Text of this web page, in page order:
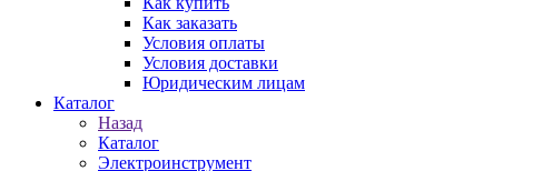
Как заказать
Условия оплаты
Условия доставки
Юридическим лицам
Каталог
Назад
Каталог
Электроинструмент